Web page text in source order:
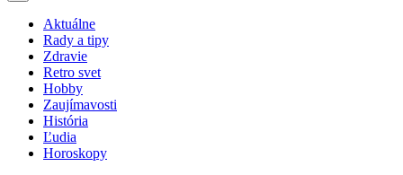
Aktuálne
Rady a tipy
Zdravie
Retro svet
Hobby
Zaujímavosti
História
Ľudia
Horoskopy